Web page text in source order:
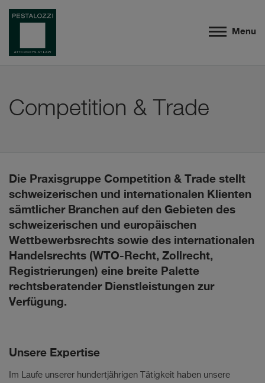
Menu
Competition & Trade
Die Praxisgruppe Competition & Trade stellt
schweizerischen und internationalen Klienten
sämtlicher Branchen auf den Gebieten des
schweizerischen und europäischen
Wettbewerbsrechts sowie des internationalen
Handelsrechts (WTO-Recht, Zollrecht,
Registrierungen) eine breite Palette
rechtsberatender Dienstleistungen zur
Verfügung.
Unsere Expertise
Im Laufe unserer hundertjährigen Tätigkeit haben unsere